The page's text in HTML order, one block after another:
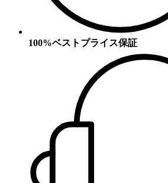
100%ベストプライス保証